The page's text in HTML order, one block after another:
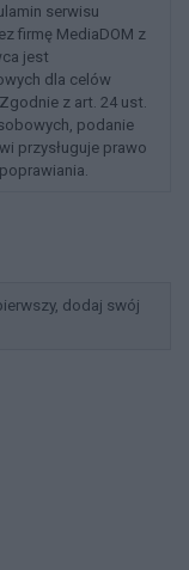
serwisu
firmę MediaDOM z
jest
dla celów
z art. 24 ust.
podanie
przysługuje prawo
dodaj swój